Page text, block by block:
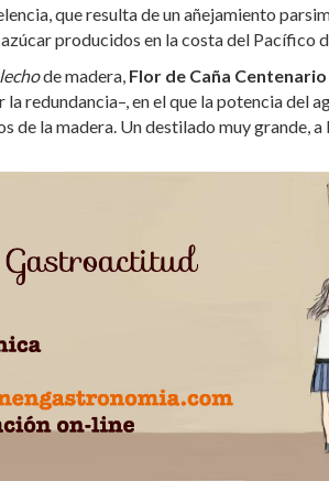
que resulta de un añejamiento
producidos en la costa del Pacífico
lechode madera, Flor de Caña
redundancia–, en el que la potencia del
de la madera. Un destilado muy grande, a